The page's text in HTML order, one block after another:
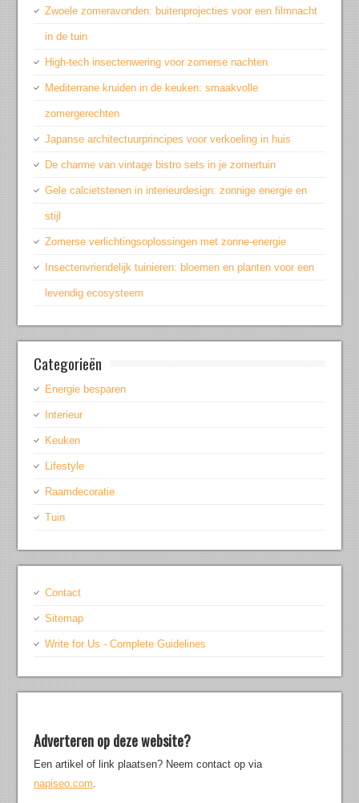
Zwoele zomeravonden: buitenprojecties voor een filmnacht
in de tuin
High-tech insectenwering voor zomerse nachten
Mediterrane kruiden in de keuken: smaakvolle
zomergerechten
Japanse architectuurprincipes voor verkoeling in huis
De charme van vintage bistro sets in je zomertuin
Gele calcietstenen in interieurdesign: zonnige energie en
stijl
Zomerse verlichtingsoplossingen met zonne-energie
Insectenvriendelijk tuinieren: bloemen en planten voor een
levendig ecosysteem
Categorieën
Energie besparen
Interieur
Keuken
Lifestyle
Raamdecoratie
Tuin
Contact
Sitemap
Write for Us - Complete Guidelines
Adverteren op deze website?
Een artikel of link plaatsen? Neem contact op via
napiseo.com.